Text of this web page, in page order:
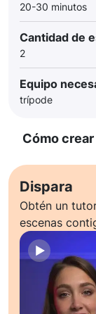
20-30 minutos
Cantidad de
2
Equipo
trípode
Cómo
Dispara
Obtén un
escenas